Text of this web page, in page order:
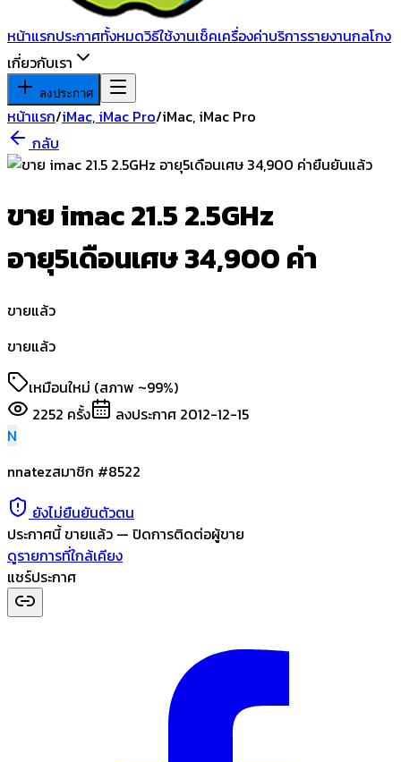
หน้าแรกประกาศทั้งหมดวิธีใช้งานเช็คเครื่องค่าบริการรายงานกลโกง
เกี่ยวกับเรา
ลงประกาศ
หน้าแรก/iMac, iMac Pro/iMac, iMac Pro
กลับ
ยืนยันแล้ว
ขาย imac 21.5 2.5GHz
อายุ5เดือนเศษ 34,900 ค่า
ขายแล้ว
ขายแล้ว
เหมือนใหม่ (สภาพ ~99%)
2252 ครั้ง ลงประกาศ 2012-12-15
N
nnatezสมาชิก #8522
ยังไม่ยืนยันตัวตน
ประกาศนี้ขายแล้ว — ปิดการติดต่อผู้ขาย
ดูรายการที่ใกล้เคียง
แชร์ประกาศ